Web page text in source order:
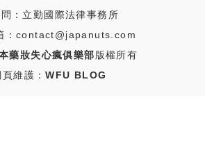
：立勤國際法律事務所
：contact@japanuts.com
藥妝失心瘋俱樂部版權所有
頁維護：WFU BLOG